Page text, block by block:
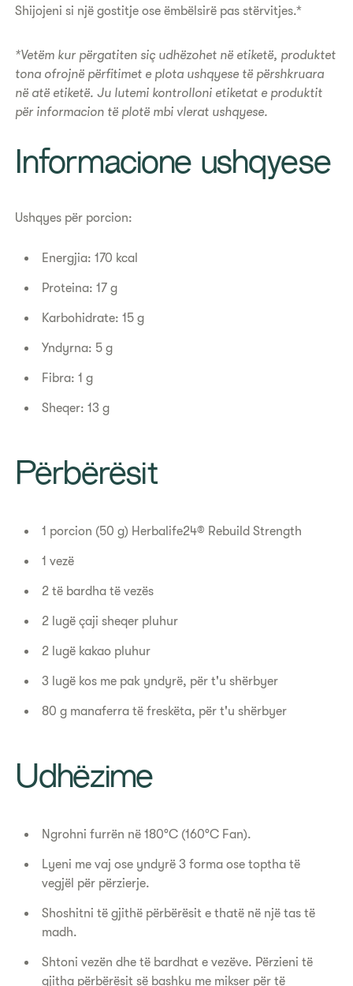
Shijojeni si një gostitje ose ëmbëlsirë pas stërvitjes.*​
*Vetëm kur përgatiten siç udhëzohet në etiketë, produktet
tona ofrojnë përfitimet e plota ushqyese të përshkruara
në atë etiketë. Ju lutemi kontrolloni etiketat e produktit
për informacion të plotë mbi vlerat ushqyese.
​Informacione ushqyese
Ushqyes për porcion:
Energjia: 170 kcal
Proteina: 17 g
Karbohidrate: 15 g
Yndyrna: 5 g
Fibra: 1 g
Sheqer: 13 g
Përbërësit
1 porcion (50 g) Herbalife24® Rebuild Strength
1 vezë
2 të bardha të vezës
2 lugë çaji sheqer pluhur
2 lugë kakao pluhur
3 lugë kos me pak yndyrë, për t'u shërbyer
80 g manaferra të freskëta, për t'u shërbyer
Udhëzime
Ngrohni furrën në 180°C (160°C Fan).
Lyeni me vaj ose yndyrë 3 forma ose toptha të
vegjël për përzierje.
Shoshitni të gjithë përbërësit e thatë në një tas të
madh.
Shtoni vezën dhe të bardhat e vezëve. Përzieni të
gjitha përbërësit së bashku me mikser për të